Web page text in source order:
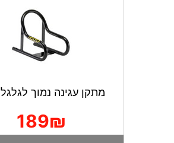
מתקן עגינה נמוך לגלגל Unit
189₪